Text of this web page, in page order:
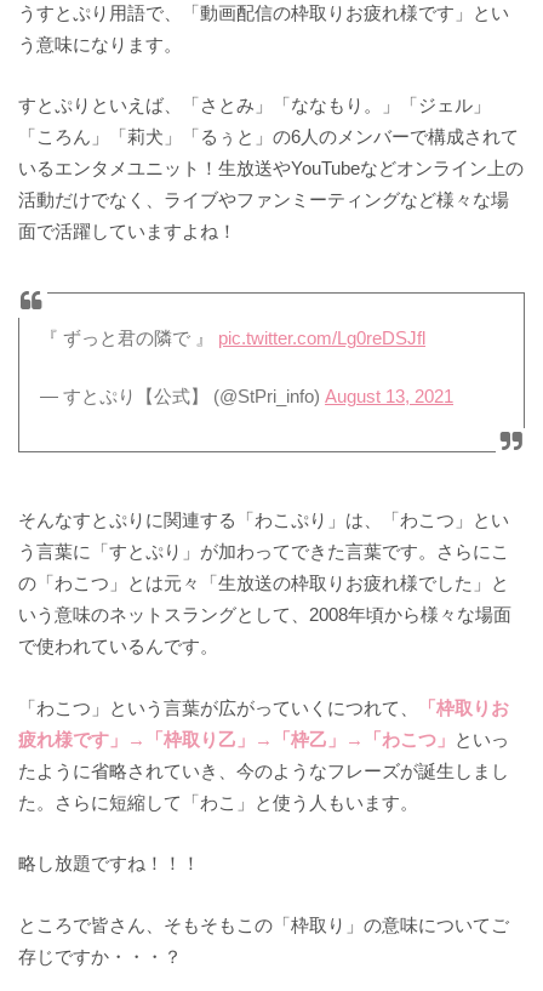
うすとぷり用語で、「動画配信の枠取りお疲れ様です」とい
う意味になります。
すとぷりといえば、「さとみ」「ななもり。」「ジェル」
「ころん」「莉犬」「るぅと」の6人のメンバーで構成されて
いるエンタメユニット！生放送やYouTubeなどオンライン上の
活動だけでなく、ライブやファンミーティングなど様々な場
面で活躍していますよね！
『 ずっと君の隣で 』 pic.twitter.com/Lg0reDSJfl
— すとぷり【公式】 (@StPri_info)August 13, 2021
そんなすとぷりに関連する「わこぷり」は、「わこつ」とい
う言葉に「すとぷり」が加わってできた言葉です。さらにこ
の「わこつ」とは元々「生放送の枠取りお疲れ様でした」と
いう意味のネットスラングとして、2008年頃から様々な場面
で使われているんです。
「わこつ」という言葉が広がっていくにつれて、
「枠取りお
疲れ様です」→「枠取り乙」→「枠乙」→「わこつ」 といっ
たように省略されていき、今のようなフレーズが誕生しまし
た。さらに短縮して「わこ」と使う人もいます。
略し放題ですね！！！
ところで皆さん、そもそもこの「枠取り」の意味についてご
存じですか・・・？